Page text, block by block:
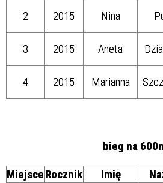
2
2015 Nina
3
2015 Aneta
4
2015 Marianna
bieg na
MiejsceRocznik Imię